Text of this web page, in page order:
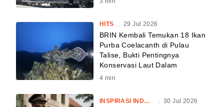
HITS 29 Jul 2026
BRIN Kembali Temukan 18 Ikan
Purba Coelacanth di Pulau
Talise, Bukti Pentingnya
Konservasi Laut Dalam
4 min
INSPIRASI INDONESIA . 30 Jul 2026